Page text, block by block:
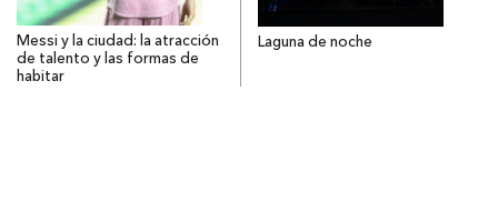
Messi y la ciudad: la atracción
de talento y las formas de
habitar
Laguna de noche